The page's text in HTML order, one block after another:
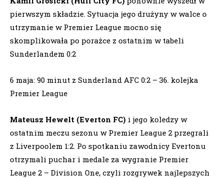
pierwszym składzie. Sytuacja jego drużyny w walce o
utrzymanie w Premier League mocno się
skomplikowała po porażce z ostatnim w tabeli
Sunderlandem 0:2
6 maja: 90 minut z Sunderland AFC 0:2 – 36. kolejka
Premier League
Mateusz Hewelt (Everton FC) i jego koledzy w
ostatnim meczu sezonu w Premier League 2 przegrali
z Liverpoolem 1:2. Po spotkaniu zawodnicy Evertonu
otrzymali puchar i medale za wygranie Premier
League 2 – Division One, czyli rozgrywek najlepszych